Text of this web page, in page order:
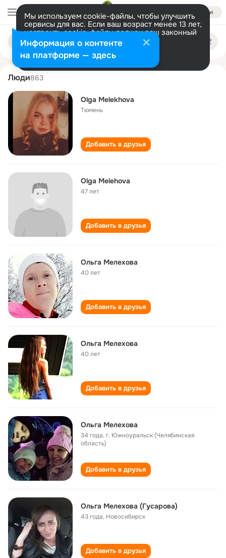
Войти
Мы используем cookie-файлы, чтобы улучшить
сервисы для вас. Если ваш возраст менее 13 лет,
настроить cookie-файлы должен ваш законный
представитель. Больше информации
Разрешить все Настроить
Поиск
людям
olga melekhova
Люди863
Olga Melekhova
Тюмень
Добавить в друзья
Olga Melehova
47 лет
Добавить в друзья
Ольга Мелехова
40 лет
Добавить в друзья
Ольга Мелехова
40 лет
Добавить в друзья
Ольга Мелехова
34 года,г. Южноуральск (Челябинская
область)
Добавить в друзья
Ольга Мелехова (Гусарова)
43 года, Новосибирск
Добавить в друзья
Информация о контенте
на платформе — здесь